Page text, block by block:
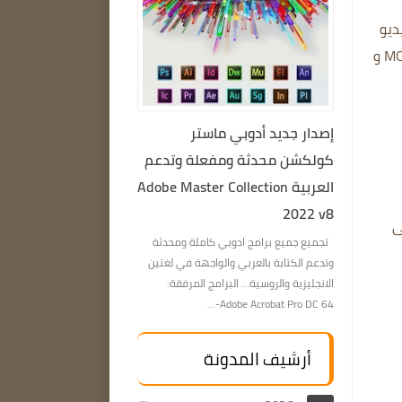
يتم دعم جميع تنسيقات الفيديو والصوت الشائعة، بما في ذلك MP4 و AVI و WMV و MOV و
إصدار جديد أدوبي ماستر
كولكشن محدثة ومفعلة وتدعم
العربية Adobe Master Collection
2022 v8
تجميع جميع برامج ادوبي كاملة ومحدثة
وتدعم الكتابة بالعربي والواجهة في لغتين
الانجليزية والروسية… البرامج المرفقة:
Adobe Acrobat Pro DC 64-...
أرشيف المدونة